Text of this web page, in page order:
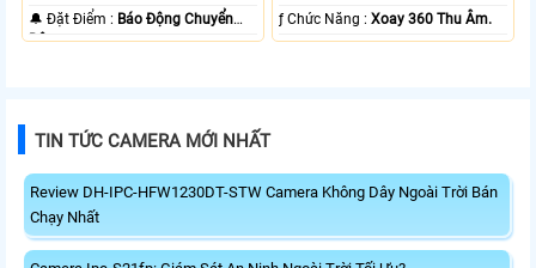
️🔔 Đặt Điểm : Báo Động Chuyển
Động.
️ƒ Chức Năng :Xoay 360 Thu Âm.
TIN TỨC CAMERA MỚI NHẤT
Review DH-IPC-HFW1230DT-STW Camera Không Dây Ngoài Trời Bán
Chạy Nhất